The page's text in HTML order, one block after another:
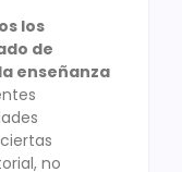
los
de
enseñanza
no